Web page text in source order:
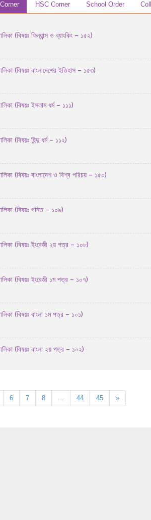
HSC Corner School Order
(বিষয়ঃ ফিন্যান্স ও ব্যাংকিং – ১৫২)
(বিষয়ঃ বাংলাদেশের ইতিহাস – ১৫৩)
(বিষয়ঃ ইসলাম ধর্ম – ১১১)
(বিষয়ঃ হিন্দু ধর্ম – ১১২)
(বিষয়ঃ বাংলাদেশ ও বিশ্ব পরিচয় – ১৫০)
(বিষয়ঃ গনিত – ১০৯)
(বিষয়ঃ ইংরেজী ২য় পত্র – ১০৮)
(বিষয়ঃ ইংরেজী ১ম পত্র – ১০৭)
(বিষয়ঃ বাংলা ১ম পত্র – ১০১)
(বিষয়ঃ বাংলা ২য় পত্র – ১০২)
6 7 8 ... 44 45 »